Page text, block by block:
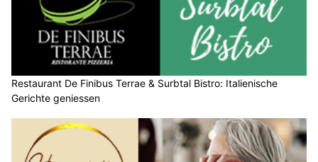
Restaurant De Finibus Terrae & Surbtal Bistro: Italienische
Gerichte geniessen